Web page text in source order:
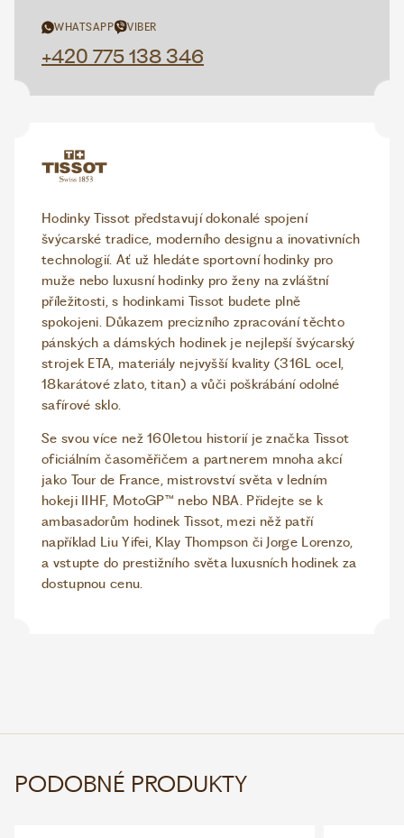
WHATSAPP VIBER
+420 775 138 346
Hodinky Tissot představují dokonalé spojení
švýcarské tradice, moderního designu a inovativních
technologií. Ať už hledáte sportovní hodinky pro
muže nebo luxusní hodinky pro ženy na zvláštní
příležitosti, s hodinkami Tissot budete plně
spokojeni. Důkazem precizního zpracování těchto
pánských a dámských hodinek je nejlepší švýcarský
strojek ETA, materiály nejvyšší kvality (316L ocel,
18karátové zlato, titan) a vůči poškrábání odolné
safírové sklo.
Se svou více než 160letou historií je značka Tissot
oficiálním časoměřičem a partnerem mnoha akcí
jako Tour de France, mistrovství světa v ledním
hokeji IIHF, MotoGP™ nebo NBA. Přidejte se k
ambasadorům hodinek Tissot, mezi něž patří
například Liu Yifei, Klay Thompson či Jorge Lorenzo,
a vstupte do prestižního světa luxusních hodinek za
dostupnou cenu.
PODOBNÉ PRODUKTY